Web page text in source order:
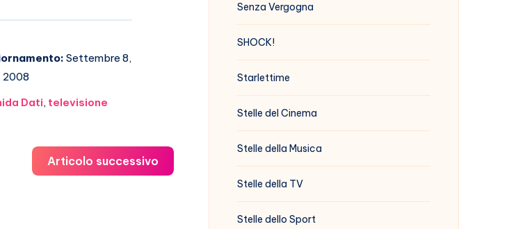
Settembre 8,
2008
Dati, televisione
Articolo successivo
Senza Vergogna
SHOCK!
Starlettime
Stelle del Cinema
Stelle della Musica
Stelle della TV
Stelle dello Sport